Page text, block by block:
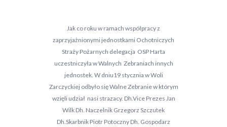
Jak co roku w ramach współpracy z
zaprzyjażnionymi jednostkami Ochotniczych
Straży Pożarnych delegacja OSP Harta
uczestniczyła w Walnych Zebraniach innych
jednostek. W dniu19 stycznia w Woli
Zarczyckiej odbyło się Walne Zebranie w którym
wzięli udział nasi strazacy. Dh.Vice Prezes Jan
Wilk Dh. Naczelnik Grzegorz Szczutek
Dh.Skarbnik Piotr Potoczny Dh. Gospodarz